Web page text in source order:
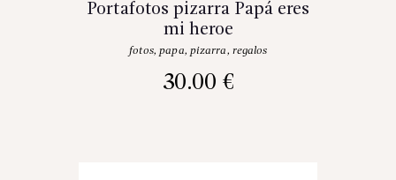
Portafotos pizarra Papá eres
mi heroe
fotos,papa, pizarra, regalos
30.00 €